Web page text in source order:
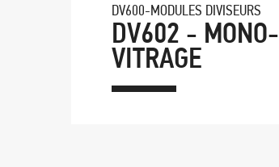
DV600-MODULES DIVISEURS
DV602 - MONO-
VITRAGE